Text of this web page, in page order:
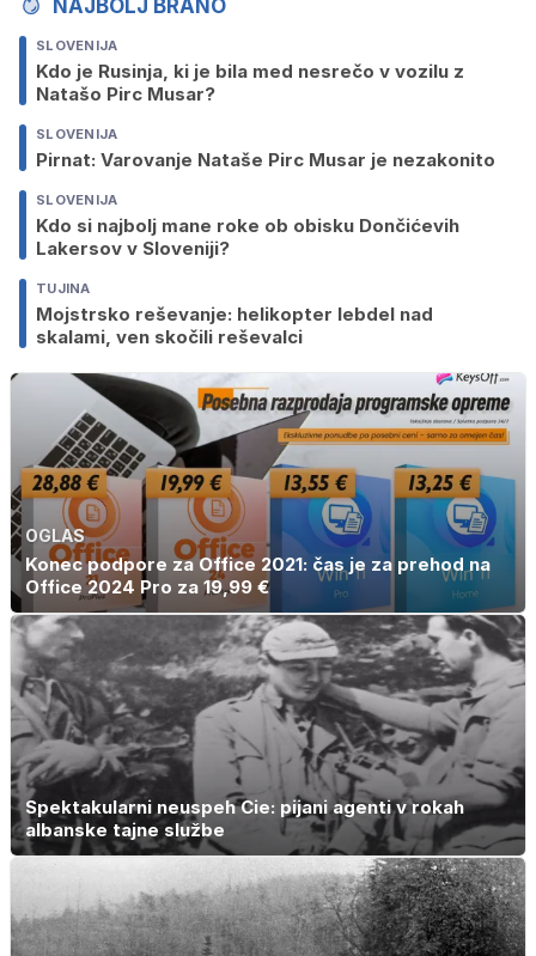
NAJBOLJ BRANO
SLOVENIJA
Kdo je Rusinja, ki je bila med nesrečo v vozilu z
Natašo Pirc Musar?
SLOVENIJA
Pirnat: Varovanje Nataše Pirc Musar je nezakonito
SLOVENIJA
Kdo si najbolj mane roke ob obisku Dončićevih
Lakersov v Sloveniji?
TUJINA
Mojstrsko reševanje: helikopter lebdel nad
skalami, ven skočili reševalci
OGLAS
Konec podpore za Office 2021: čas je za prehod na
Office 2024 Pro za 19,99 €
Spektakularni neuspeh Cie: pijani agenti v rokah
albanske tajne službe